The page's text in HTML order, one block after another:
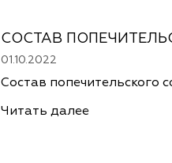
СОСТАВ
01.10.2022
Состав попечительского
Читать далее